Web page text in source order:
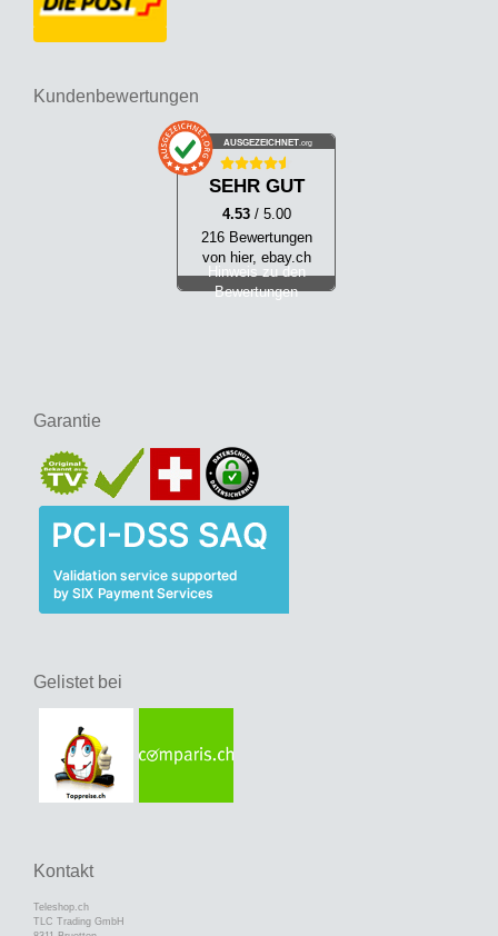
Kundenbewertungen
AUSGEZEICHNET .org
SEHR GUT
4.53 / 5.00
216 Bewertungen
von hier, ebay.ch
Hinweis zu den
Bewertungen
Garantie
Gelistet bei
Kontakt
Teleshop.ch
TLC Trading GmbH